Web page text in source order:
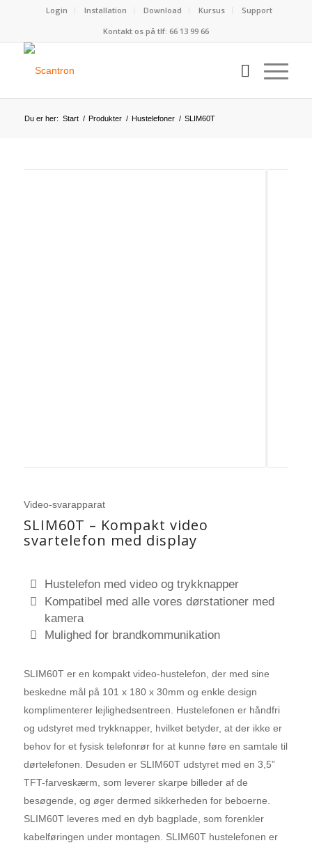
Login Installation Download Kursus
Support
Kontakt os på tlf: 66 13 99 66
Du er her: Start / Produkter / Hustelefoner / SLIM60T
Video-svarapparat
SLIM60T – Kompakt video
svartelefon med display
Hustelefon med video og trykknapper
Kompatibel med alle vores dørstationer med
kamera
Mulighed for brandkommunikation
SLIM60T er en kompakt video-hustelefon, der med sine
beskedne mål på 101 x 180 x 30mm og enkle design
komplimenterer lejlighedsentreen. Hustelefonen er håndfri
og udstyret med trykknapper, hvilket betyder, at der ikke er
behov for et fysisk telefonrør for at kunne føre en samtale til
dørtelefonen. Desuden er SLIM60T udstyret med en 3,5”
TFT-farveskærm, som leverer skarpe billeder af de
besøgende, og øger dermed sikkerheden for beboerne.
SLIM60T leveres med en dyb bagplade, som forenkler
kabelføringen under montagen. SLIM60T hustelefonen er